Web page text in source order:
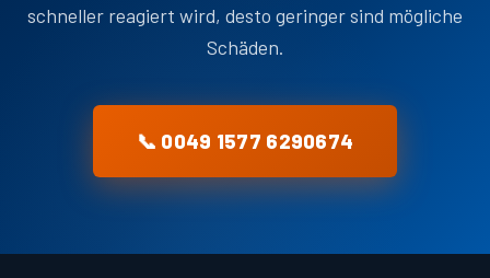
schneller reagiert wird, desto geringer sind mögliche
Schäden.
📞 0049 1577 6290674